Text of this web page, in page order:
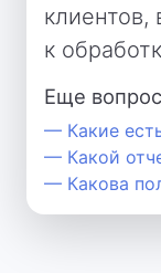
к
Еще
— Какие
— Какой
— Какова